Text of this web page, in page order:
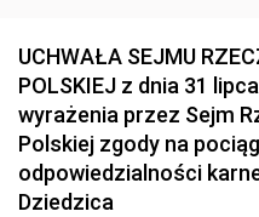
UCHWAŁA SEJMU
POLSKIEJ z dnia 31
wyrażenia przez Sejm
Polskiej zgody na
odpowiedzialności
Dziedzica